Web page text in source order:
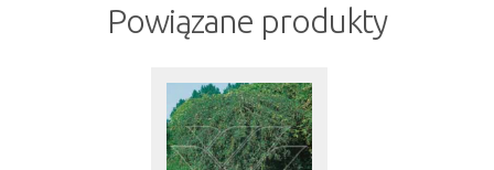
Powiązane produkty